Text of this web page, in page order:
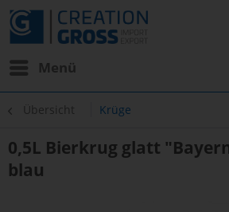
Menü
Übersicht Krüge
0,5L Bierkrug glatt
blau